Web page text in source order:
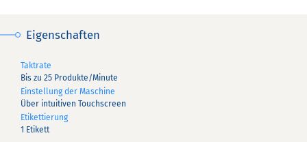
Eigenschaften
Taktrate
Bis zu 25 Produkte/Minute
Einstellung der Maschine
Über intuitiven Touchscreen
Etikettierung
1 Etikett